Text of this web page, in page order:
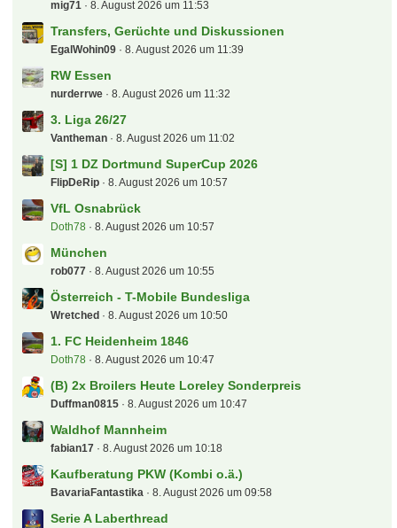
Letzte Beiträge
Aktionen und Gutscheine
8. August 2026 um 11:53
Transfers, Gerüchte und Diskussionen
8. August 2026 um 11:39
RW Essen
8. August 2026 um 11:32
3. Liga 26/27
8. August 2026 um 11:02